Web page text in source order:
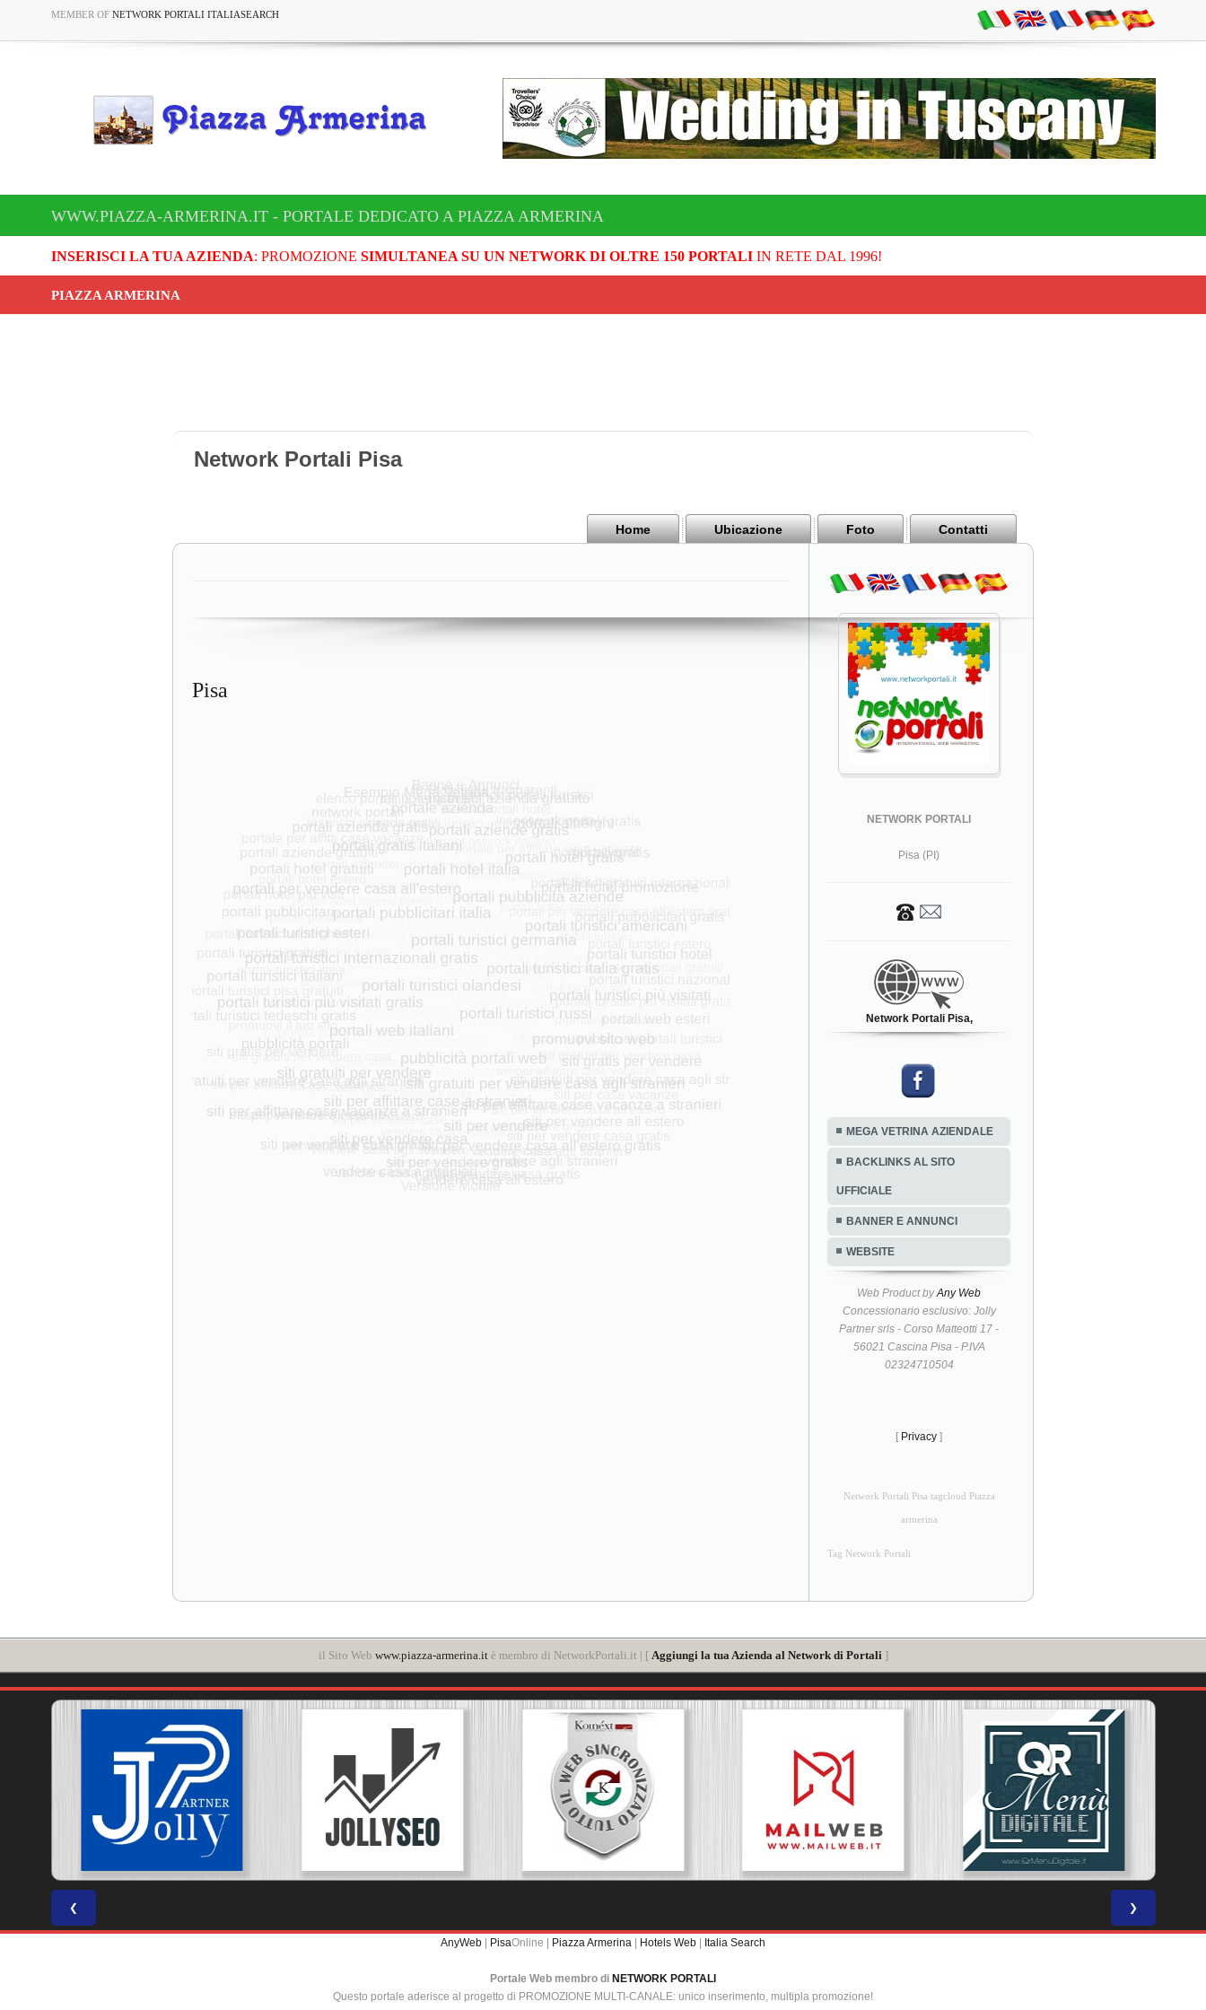
MEMBER OF NETWORK PORTALI ITALIASEARCH
WWW.PIAZZA-ARMERINA.IT - PORTALE DEDICATO A PIAZZA ARMERINA
INSERISCI LA TUA AZIENDA: PROMOZIONE SIMULTANEA SU UN NETWORK DI OLTRE 150 PORTALIIN RETE DAL 1996!
PIAZZA ARMERINA
Network Portali Pisa
Home Ubicazione Foto Contatti
Pisa
NETWORK PORTALI
Pisa (PI)
Network Portali Pisa,
MEGA VETRINA AZIENDALE
BACKLINKS AL SITO
UFFICIALE
BANNER E ANNUNCI
WEBSITE
Web Product byAny Web
Concessionario esclusivo: Jolly
Partner srls - Corso Matteotti 17 -
56021 Cascina Pisa - P.IVA
02324710504
[ Privacy ]
Network Portali Pisa tagcloud Piazza
armerina
Tag Network Portali
il Sito Web www.piazza-armerina.itè membro di NetworkPortali.it | [ Aggiungi la tua Azienda al Network di Portali ]
❮ ❯
AnyWeb | PisaOnline | Piazza Armerina | Hotels Web | Italia Search
Portale Web membro di NETWORK PORTALI
Questo portale aderisce al progetto di PROMOZIONE MULTI-CANALE: unico inserimento, multipla promozione!